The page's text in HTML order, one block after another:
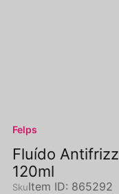
Felps
Fluído
120ml
Item ID: 865292